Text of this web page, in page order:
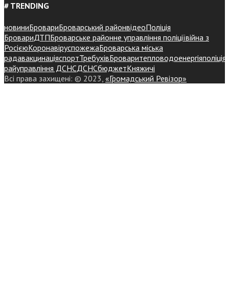
# TRENDING
новиниБровариБроварський районвідеоПоліція
БровариДТПБроварське районне управління поліціївійна з
РосієюКоронавіруспожежаБроварська міська
радавакцинаціяспортТребухівБроваритепловодоенергіяполіція
райуправління ДСНСДСНСбюджетКняжичі
Всі права захищені: © 2023, «Громадський Ревізор»